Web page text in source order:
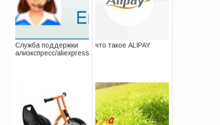
Служба поддержки
алиэкспресс/aliexpress
что такое ALIPAY